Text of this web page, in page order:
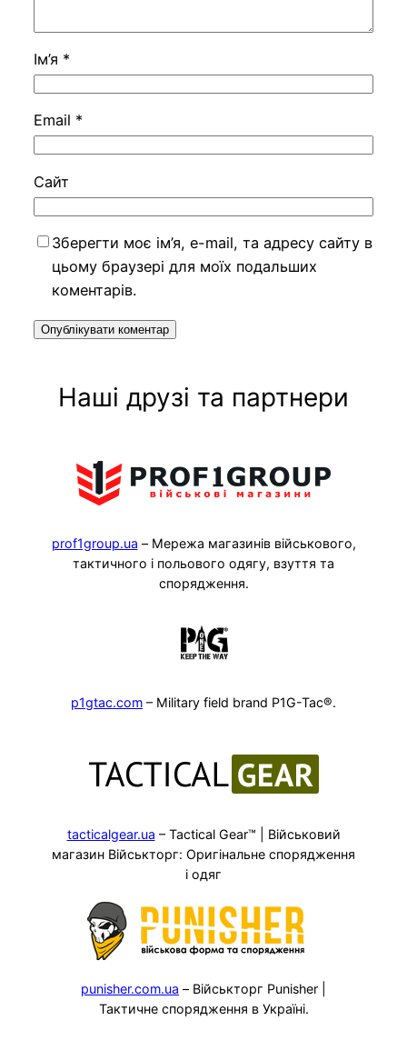
Ім’я *
Email *
Сайт
Зберегти моє ім’я, e-mail, та адресу сайту в
цьому браузері для моїх подальших
коментарів.
Наші друзі та партнери
prof1group.ua – Мережа магазинів військового,
тактичного і польового одягу, взуття та
спорядження.
p1gtac.com – Military field brand P1G-Tac®.
tacticalgear.ua – Tactical Gear™ | Військовий
магазин Військторг: Оригінальне спорядження
і одяг
punisher.com.ua – Військторг Punisher |
Тактичне спорядження в Україні.